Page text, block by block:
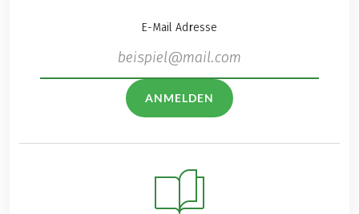
E-Mail Adresse
ANMELDEN